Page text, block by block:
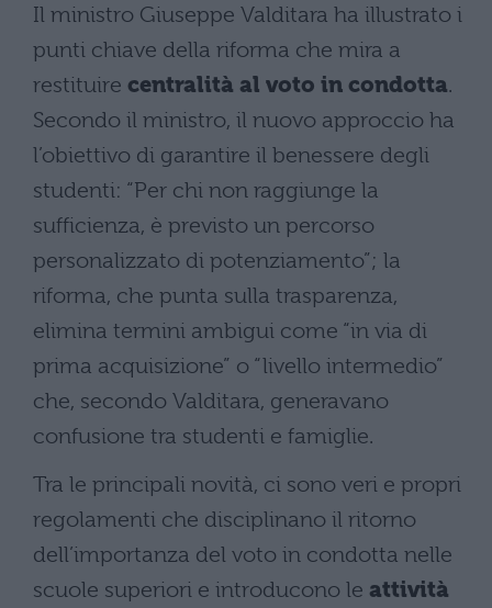
Il ministro Giuseppe Valditara ha illustrato i
punti chiave della riforma che mira a
restituire centralità al voto in condotta.
Secondo il ministro, il nuovo approccio ha
l’obiettivo di garantire il benessere degli
studenti: “Per chi non raggiunge la
sufficienza, è previsto un percorso
personalizzato di potenziamento”; la
riforma, che punta sulla trasparenza,
elimina termini ambigui come “in via di
prima acquisizione” o “livello intermedio”
che, secondo Valditara, generavano
confusione tra studenti e famiglie.
Tra le principali novità, ci sono veri e propri
regolamenti che disciplinano il ritorno
dell’importanza del voto in condotta nelle
scuole superiori e introducono le attività